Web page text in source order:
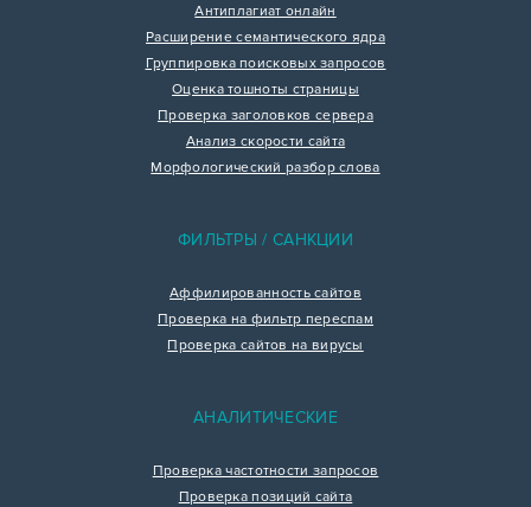
Антиплагиат онлайн
Расширение семантического ядра
Группировка поисковых запросов
Оценка тошноты страницы
Проверка заголовков сервера
Анализ скорости сайта
Морфологический разбор слова
ФИЛЬТРЫ / САНКЦИИ
Аффилированность сайтов
Проверка на фильтр переспам
Проверка сайтов на вирусы
АНАЛИТИЧЕСКИЕ
Проверка частотности запросов
Проверка позиций сайта